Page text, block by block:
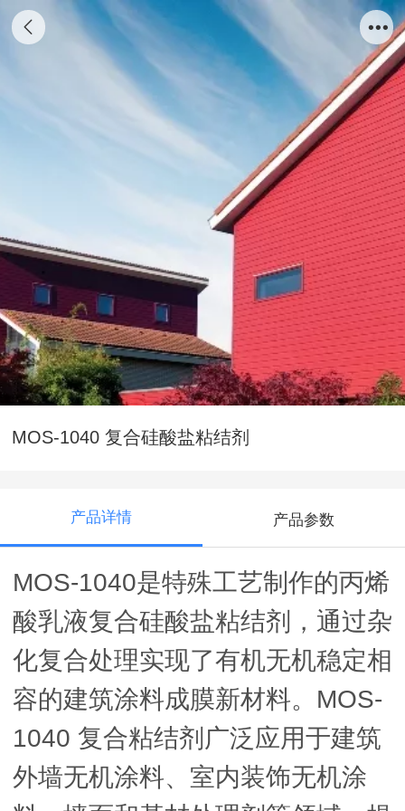
MOS-1040 复合硅酸盐粘结剂
产品详情 产品参数
MOS-1040是特殊工艺制作的丙烯
酸乳液复合硅酸盐粘结剂，通过杂
化复合处理实现了有机无机稳定相
容的建筑涂料成膜新材料。 MOS-
1040 复合粘结剂广泛应用于建筑
外墙无机涂料、室内装饰无机涂